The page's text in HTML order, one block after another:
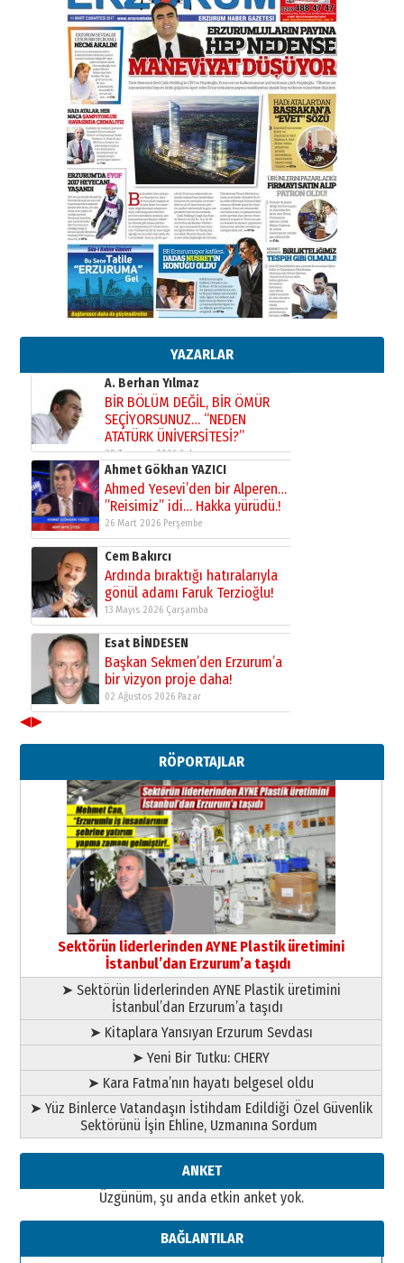
YAZARLAR
Esat BİNDESEN
Başkan Sekmen’den Erzurum’a
bir vizyon proje daha!
02 Ağustos 2026 Pazar
Kadir SABUNCUOĞLU
Erzurumspor’un köşe taşları
29 Haziran 2026 Pazartesi
Kenan GÜLERCİ
Murat Şahsuvaroğlu ERKON’da
çıtayı yukarı taşırken,
yönetimdekiler aşağı
çekmemeli!
17 Şubat 2026 SalıOrhan BOZKURT
Bir fotoğraf, bir şehir, bir
gazeteci… Dizginler kimin
A. Berhan Yılmaz
BİR BÖLÜM DEĞİL, BİR ÖMÜR
SEÇİYORSUNUZ… “NEDEN
ATATÜRK ÜNİVERSİTESİ?”
28 Temmuz 2026 Salı
Ahmet Gökhan YAZICI
Ahmed Yesevi’den bir Alperen…
”Reisimiz” idi… Hakka yürüdü.!
26 Mart 2026 Perşembe
Cem Bakırcı
Ardında bıraktığı hatıralarıyla
gönül adamı Faruk Terzioğlu!
13 Mayıs 2026 Çarşamba
Esat BİNDESEN
Başkan Sekmen’den Erzurum’a
bir vizyon proje daha!
02 Ağustos 2026 Pazar
Erzurumspor’un köşe taşları
29 Haziran 2026 Pazartesi
Kenan GÜLERCİ
Murat Şahsuvaroğlu ERKON’da
çıtayı yukarı taşırken,
yönetimdekiler aşağı
çekmemeli!
17 Şubat 2026 Salı Orhan BOZKURT
Bir fotoğraf, bir şehir, bir
gazeteci… Dizginler kimin
elinde?
A. Berhan Yılmaz
BİR BÖLÜM DEĞİL, BİR ÖMÜR
SEÇİYORSUNUZ… “NEDEN
ATATÜRK ÜNİVERSİTESİ?”
28 Temmuz 2026 Salı
Ahmet Gökhan YAZICI
Ahmed Yesevi’den bir Alperen…
”Reisimiz” idi… Hakka yürüdü.!
26 Mart 2026 Perşembe
gönül adamı Faruk Terzioğlu!
◀▶
RÖPORTAJLAR
Sektörün liderlerinden AYNE Plastik üretimini
İstanbul’dan Erzurum’a taşıdı
➤ Sektörün liderlerinden AYNE Plastik üretimini
İstanbul’dan Erzurum’a taşıdı
➤ Kitaplara Yansıyan Erzurum Sevdası
➤ Yeni Bir Tutku: CHERY
➤ Kara Fatma’nın hayatı belgesel oldu
➤ Yüz Binlerce Vatandaşın İstihdam Edildiği Özel Güvenlik
Sektörünü İşin Ehline, Uzmanına Sordum
ANKET
Üzgünüm, şu anda etkin anket yok.
BAĞLANTILAR